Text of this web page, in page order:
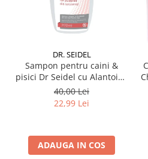
DR. SEIDEL
Sampon pentru caini &
pisici Dr Seidel cu Alantoina
220 ml
40,00 Lei
22,99 Lei
ADAUGA IN COS